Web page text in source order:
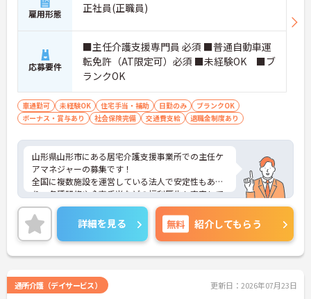
雇用形態 正社員(正職員)
応募要件
■主任介護支援専門員 必須 ■普通自動車運
転免許（AT限定可）必須 ■未経験OK ■ブ
ランクOK
車通勤可 未経験OK 住宅手当・補助 日勤のみ
ブランクOK
ボーナス・賞与あり
社会保険完備 交通費支給 退職金制度あり
山形県山形市にある居宅介護支援事業所での主任ケ
アマネジャーの募集です！
全国に複数施設を運営している法人で安定性もあ
り、各種研修や食事手当などの福利厚生も充実して
います◎
夜勤がないため、ご都合により、夜勤が難しい方に
もおすすめの求人になります。
ご興味のある方には、面接対策ポイントなど、さら
に詳細をお話しいたしますのでお気軽にご相談くだ
詳細を見る 無料 紹介してもらう
通所介護（デイサービス） 更新日：2026年07月23日